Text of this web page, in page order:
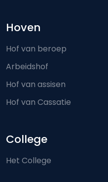
Hoven
Hof van beroep
Arbeidshof
Hof van assisen
Hof van Cassatie
College
Het College